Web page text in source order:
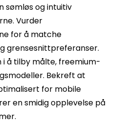
sømløs og intuitiv
Vurder
for å matche
grensesnittpreferanser.
å tilby målte, freemium-
Bekreft at
for mobile
en smidig opplevelse på